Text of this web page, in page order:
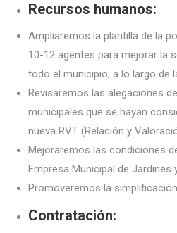
Recursos humanos:
Ampliaremos la plantilla de la
10-12 agentes para mejorar la
todo el municipio, a lo largo de
Revisaremos las alegaciones
municipales que se hayan
nueva RVT (Relación y
Mejoraremos las condiciones
Empresa Municipal de Jardines
Promoveremos la
Contratación: